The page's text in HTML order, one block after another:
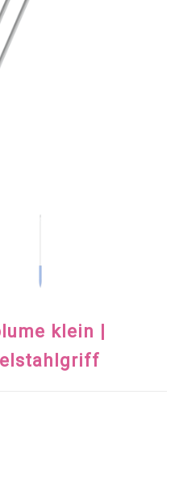
klein |